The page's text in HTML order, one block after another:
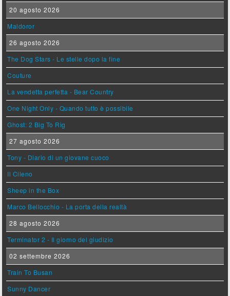
20 agosto 2026
Maldoror
26 agosto 2026
The Dog Stars - Le stelle dopo la fine
Couture
La vendetta perfetta - Bear Country
One Night Only - Quando tutto è possibile
Ghost: 2 Big To Rig
27 agosto 2026
Tony - Diario di un giovane cuoco
Il Cileno
Sheep in the Box
Marco Bellocchio - La porta della realtà
28 agosto 2026
Terminator 2 - Il giorno del giudizio
02 settembre 2026
Train To Busan
Sunny Dancer